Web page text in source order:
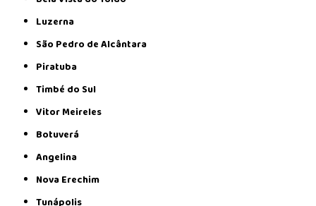
Luzerna
São Pedro de Alcântara
Piratuba
Timbé do Sul
Vitor Meireles
Botuverá
Angelina
Nova Erechim